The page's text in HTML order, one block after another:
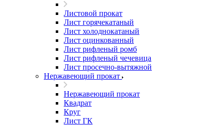
Листовой прокат
Лист горячекатаный
Лист холоднокатаный
Лист оцинкованный
Лист рифленый ромб
Лист рифленый чечевица
Лист просечно-вытяжной
Нержавеющий прокат
Нержавеющий прокат
Квадрат
Круг
Лист ГК